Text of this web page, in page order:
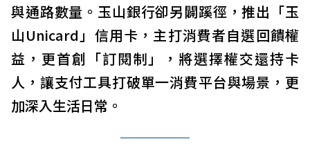
與通路數量。玉山銀行卻另闢蹊徑，推出「玉
山Unicard」信用卡，主打消費者自選回饋權
益，更首創「訂閱制」，將選擇權交還持卡
人，讓支付工具打破單一消費平台與場景，更
加深入生活日常。